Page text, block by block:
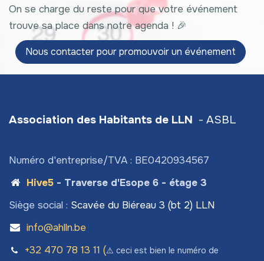
On se charge du reste pour que votre événement
trouve sa place dans notre agenda ! 🎉
Nous contacter pour pro​​​​mouvoir un événement
Association des Habitants de LLN - ASBL
Numéro d'entreprise/TVA : BE0420934567
Hive5- Traverse d'Esope 6 - étage 3
Siège social : Scavée du Biéreau 3 (bt 2) LLN
info@ahlln.be
+32 470 78​ 13 11 (⚠️ ceci est bien le numéro de